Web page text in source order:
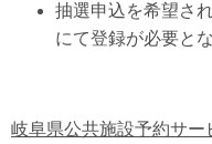
抽選申込を希望さ
にて登録が必要と
岐阜県公共施設予約サー